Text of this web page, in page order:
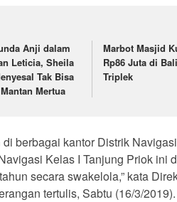
Anji dalam
Leticia, Sheila
Tak Bisa
Mertua
Marbot Masjid
Rp86 Juta di
Triplek
berbagai kantor Distrik
Kelas I Tanjung Priok ini
secara swakelola,” kata
tertulis, Sabtu (16/3/2019).